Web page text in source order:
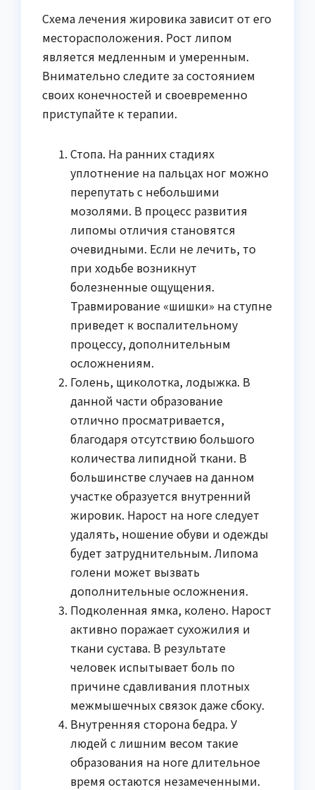
Схема лечения жировика зависит от его
месторасположения. Рост липом
является медленным и умеренным.
Внимательно следите за состоянием
своих конечностей и своевременно
приступайте к терапии.
Стопа. На ранних стадиях
уплотнение на пальцах ног можно
перепутать с небольшими
мозолями. В процесс развития
липомы отличия становятся
очевидными. Если не лечить, то
при ходьбе возникнут
болезненные ощущения.
Травмирование «шишки» на ступне
приведет к воспалительному
процессу, дополнительным
осложнениям.
Голень, щиколотка, лодыжка. В
данной части образование
отлично просматривается,
благодаря отсутствию большого
количества липидной ткани. В
большинстве случаев на данном
участке образуется внутренний
жировик. Нарост на ноге следует
удалять, ношение обуви и одежды
будет затруднительным. Липома
голени может вызвать
дополнительные осложнения.
Подколенная ямка, колено. Нарост
активно поражает сухожилия и
ткани сустава. В результате
человек испытывает боль по
причине сдавливания плотных
межмышечных связок даже сбоку.
Внутренняя сторона бедра. У
людей с лишним весом такие
образования на ноге длительное
время остаются незамеченными.